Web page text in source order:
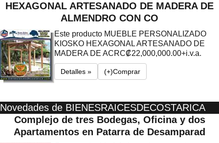
HEXAGONAL ARTESANADO DE MADERA DE
ALMENDRO CON CO
Este producto MUEBLE PERSONALIZADO
KIOSKO HEXAGONAL ARTESANADO DE
MADERA DE ACRC₡22,000,000.00+i.v.a.
Detalles » (+)Comprar
Novedades de BIENESRAICESDECOSTARICA
Complejo de tres Bodegas, Oficina y dos
Apartamentos en Patarra de Desamparad